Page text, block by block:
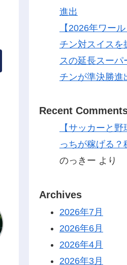
進出
【2026年ワー
チン対スイスを
スの延長スー
チンが準決勝進
Recent
【サッカーと
っちが稼げる？
のっきー より
Archives
2026年7月
2026年6月
2026年4月
2026年3月